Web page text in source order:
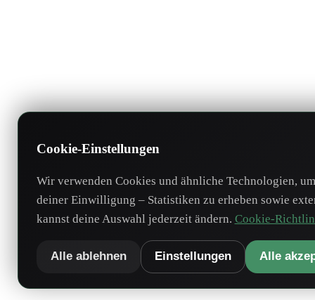
Cookie-Einstellungen
Wir verwenden Cookies und ähnliche Technologien,
deiner Einwilligung – Statistiken zu erheben sowie
kannst deine Auswahl jederzeit ändern. Cookie-
Alle ablehnen Einstellungen Alle